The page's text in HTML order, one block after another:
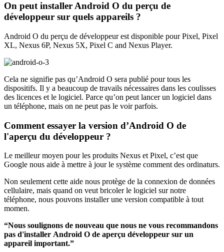
On peut installer Android O du perçu de
développeur sur quels appareils ?
Android O du perçu de développeur est disponible pour Pixel, Pixel
XL, Nexus 6P, Nexus 5X, Pixel C and Nexus Player.
Cela ne signifie pas qu’Android O sera publié pour tous les
dispositifs. Il y a beaucoup de travails nécessaires dans les coulisses
des licences et le logiciel. Parce qu’on peut lancer un logiciel dans
un téléphone, mais on ne peut pas le voir parfois.
Comment essayer la version d’Android O de
l'aperçu du développeur ?
Le meilleur moyen pour les produits Nexus et Pixel, c’est que
Google nous aide à mettre à jour le système comment des ordinaturs.
Non seulement cette aide nous protège de la connexion de données
cellulaire, mais quand on veut bricoler le logiciel sur notre
téléphone, nous pouvons installer une version compatible à tout
momen.
“Nous soulignons de nouveau que nous ne vous recommandons
pas d'installer Android O de aperçu développeur sur un
appareil important.”